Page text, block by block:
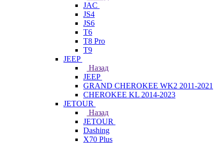
JAC
JS4
JS6
T6
T8 Pro
T9
JEEP
Назад
JEEP
GRAND CHEROKEE WK2 2011-2021
CHEROKEE KL 2014-2023
JETOUR
Назад
JETOUR
Dashing
X70 Plus